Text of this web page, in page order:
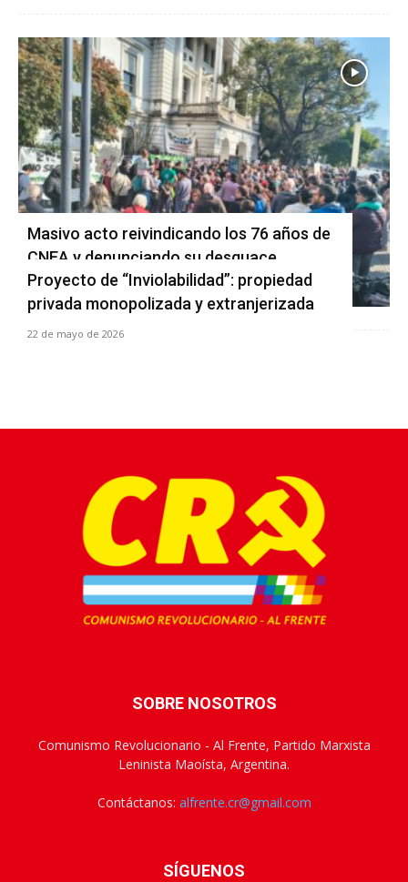
Masivo acto reivindicando los 76 años de
CNEA y denunciando su desguace
2 de junio de 2026
Proyecto de “Inviolabilidad”: propiedad
privada monopolizada y extranjerizada
22 de mayo de 2026
SOBRE NOSOTROS
Comunismo Revolucionario - Al Frente, Partido Marxista
Leninista Maoísta, Argentina.
Contáctanos: alfrente.cr@gmail.com
SÍGUENOS